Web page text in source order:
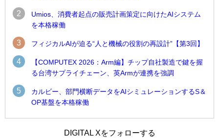
2
Umios、消費者起点の販売計画策定に向けたAIシステム
を本格稼働
3 フィジカルAIが迫る“人と機械の役割の再設計”【第3回】
4
【COMPUTEX 2026：Arm編】チップ自社製造で鍵を握
る台湾サプライチェーン、英Armが連携を強調
5
カルビー、部門横断データをAIシミュレーションするS＆
OP基盤を本格稼働
合基盤を本格稼働DIGITAL Xをフォローする